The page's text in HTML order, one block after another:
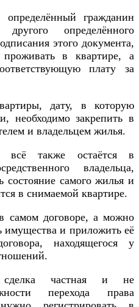
гражданин
определённого
этого документа,
в квартире, а
плату за
дату, в которую
необходимо закрепить в
и владельцем жилья.
всё также остаётся в
владельца,
состояние самого жилья и
в снимаемой квартире.
самом договоре, а можно
имущества и приложить её
находящегося у
частная и не
перехода права